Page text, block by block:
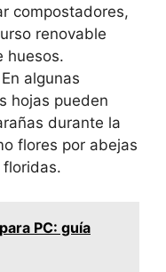
compostadores,
renovable
huesos.
algunas
hojas pueden
durante la
flores por abejas
floridas.
PC: guía